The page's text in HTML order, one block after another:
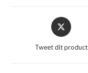
Opent
in
nieuw
Tweet dit product